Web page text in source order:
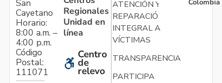
San
Cayetano
Horario:
8:00 a.m. –
4:00 p.m.
Código
Postal:
111071
Regionales
Unidad en
línea
Centro
de
relevo
ATENCIÓN Y
REPARACIÓN
INTEGRAL A
VÍCTIMAS
TRANSPARENCIA
PARTICIPA